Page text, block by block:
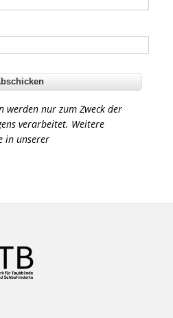
werden nur zum Zweck der
verarbeitet. Weitere
in unserer